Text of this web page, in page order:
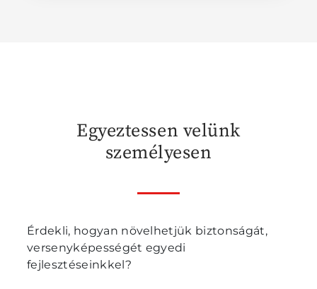
Egyeztessen velünk
személyesen
Érdekli, hogyan növelhetjük biztonságát,
versenyképességét egyedi
fejlesztéseinkkel?